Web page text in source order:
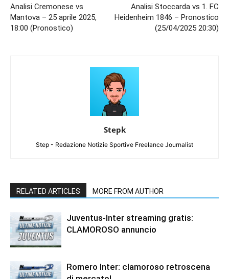
Analisi Cremonese vs
Mantova – 25 aprile 2025,
18:00 (Pronostico)
Analisi Stoccarda vs 1. FC
Heidenheim 1846 – Pronostico
(25/04/2025 20:30)
Stepk
Step - Redazione Notizie Sportive Freelance Journalist
RELATED ARTICLES MORE FROM AUTHOR
Juventus-Inter streaming gratis:
CLAMOROSO annuncio
Romero Inter: clamoroso retroscena